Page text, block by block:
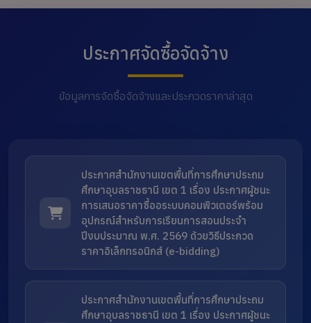
ประกาศจัดซื้อจัดจ้าง
ข้อมูลการจัดซื้อจัดจ้างและประกวดราคาล่าสุด
ประกาศสำนักงานเขตพื้นที่การศึกษาประถม
ศึกษาอุบลราชธานี เขต 1 เรื่อง ประกาศผู้ชนะ
การเสนอราคาซื้ออระบบคอมพิวเตอร์พร้อม
อุปกรณ์สำหรับการเรียนการสอนประจำ
ปีงบประมาณ พ.ศ. 2569 ด้วยวิธีประกวด
ราคาอิเล็กทรอนิกส์ (e-bidding)
ประกาศสำนักงานเขตพื้นที่การศึกษาประถม
ศึกษาอุบลราชธานี เขต 1 เรื่อง ประกาศผู้ชนะ